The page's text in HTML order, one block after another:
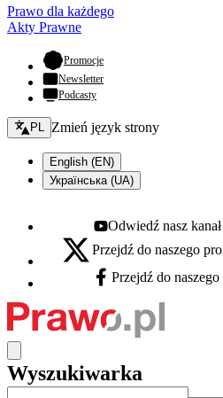
Prawo dla każdego
Akty Prawne
Promocje- otwiera się w nowej karcie
Newsletter
Podcasty
Zmień język - bieżący:
PL Zmień język strony
English (EN)
Українська (UA)
Youtube - otwiera się w nowej
Odwiedź nasz
X - otwiera się w nowej karcie
Przejdź do naszego
Facebook - otwiera się w
Przejdź do
Wyszukiwarka